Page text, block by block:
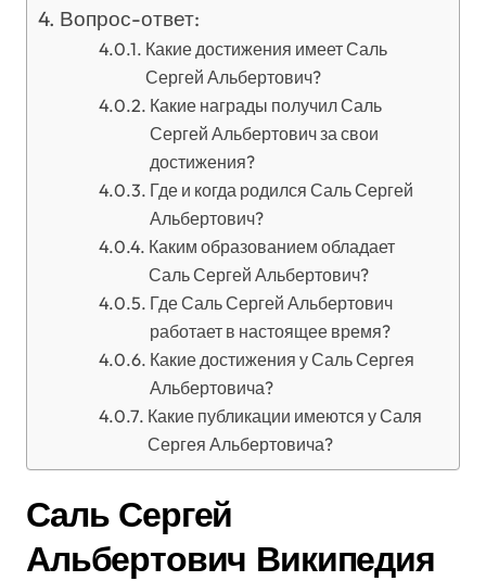
Вопрос-ответ:
Какие достижения имеет Саль
Сергей Альбертович?
Какие награды получил Саль
Сергей Альбертович за свои
достижения?
Где и когда родился Саль Сергей
Альбертович?
Каким образованием обладает
Саль Сергей Альбертович?
Где Саль Сергей Альбертович
работает в настоящее время?
Какие достижения у Саль Сергея
Альбертовича?
Какие публикации имеются у Саля
Сергея Альбертовича?
Саль Сергей
Альбертович Википедия